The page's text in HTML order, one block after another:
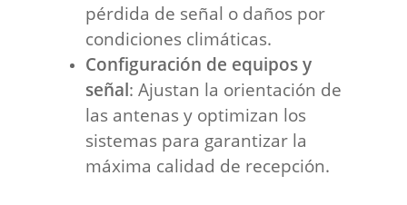
pérdida de señal o daños por
condiciones climáticas.
Configuración de equipos y
señal: Ajustan la orientación de
las antenas y optimizan los
sistemas para garantizar la
máxima calidad de recepción.